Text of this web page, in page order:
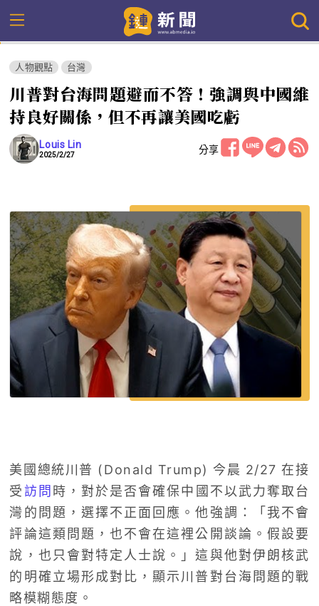
人物觀點 台灣
川普對台海問題避而不答！強調與中國維
持良好關係，但不再讓美國吃虧
Louis Lin
2025/2/27 分享
美國總統川普 (Donald Trump) 今晨 2/27 在接
受訪問 時，對於是否會確保中國不以武力奪取台
灣的問題，選擇不正面回應。他強調：「我不會
評論這類問題，也不會在這裡公開談論。假設要
說，也只會對特定人士說。」這與他對伊朗核武
的明確立場形成對比，顯示川普對台海問題的戰
略模糊態度。